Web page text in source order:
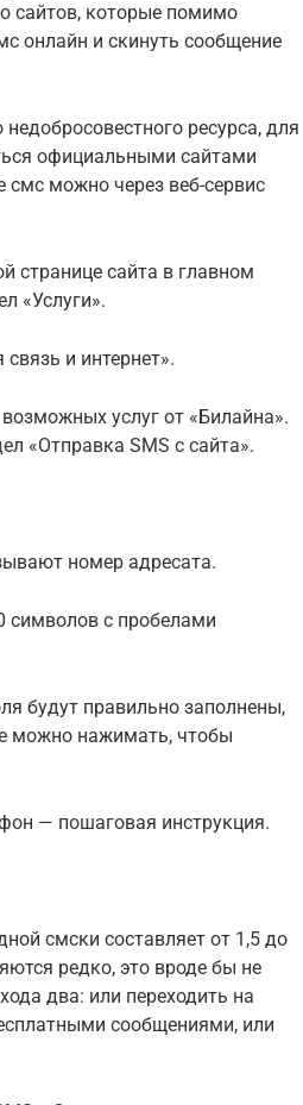
сайтов, которые помимо
онлайн и скинуть сообщение
ресурса, для
официальными сайтами
смс можно через веб-сервис
странице сайта в главном
«Услуги».
и интернет».
услуг от «Билайна».
«Отправка SMS с сайта».
номер адресата.
символов с пробелами
будут правильно заполнены,
можно нажимать, чтобы
— пошаговая инструкция.
смски составляет от 1,5 до
редко, это вроде бы не
два: или переходить на
сообщениями, или